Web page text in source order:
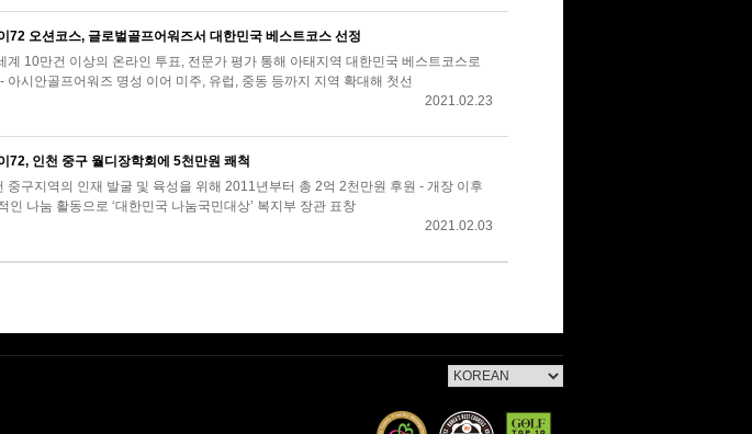
72 오션코스, 글로벌골프어워즈서 대한민국 베스트코스 선정
계 10만건 이상의 온라인 투표, 전문가 평가 통해 아태지역 대한민국 베스트코스로
아시안골프어워즈 명성 이어 미주, 유럽, 중동 등까지 지역 확대해 첫선
2021.02.23
72, 인천 중구 월디장학회에 5천만원 쾌척
중구지역의 인재 발굴 및 육성을 위해 2011년부터 총 2억 2천만원 후원 - 개장 이후
인 나눔 활동으로 ‘대한민국 나눔국민대상’ 복지부 장관 표창
2021.02.03